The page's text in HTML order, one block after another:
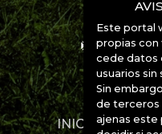
INICIO
Este portal
propias con
cede datos
usuarios
Sin
de terceros
ajenas este